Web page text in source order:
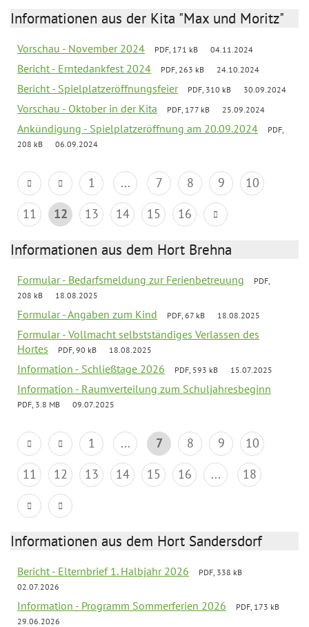
Informationen aus der Kita "Max und Moritz"
Vorschau - November 2024 PDF, 171 kB 04.11.2024
Bericht - Erntedankfest 2024 PDF, 263 kB 24.10.2024
Bericht - Spielplatzeröffnungsfeier PDF, 310 kB 30.09.2024
Vorschau - Oktober in der Kita PDF, 177 kB 25.09.2024
Ankündigung - Spielplatzeröffnung am 20.09.2024
PDF,
208 kB
06.09.2024
1 ... 7 8 9
10
11
12 13 14 15 16
Informationen aus dem Hort Brehna
Formular - Bedarfsmeldung zur Ferienbetreuung
PDF,
208 kB
18.08.2025
Formular - Angaben zum Kind PDF, 67 kB 18.08.2025
Formular - Vollmacht selbstständiges Verlassen des
Hortes
PDF, 90 kB 18.08.2025
Information - Schließtage 2026 PDF, 593 kB 15.07.2025
Information - Raumverteilung zum Schuljahresbeginn
PDF, 3.8 MB 09.07.2025
1 ... 7 8 9
10
11
12 13 14 15 16 ... 18
Informationen aus dem Hort Sandersdorf
Bericht - Elternbrief 1. Halbjahr 2026
PDF, 338 kB
02.07.2026
Information - Programm Sommerferien 2026
PDF, 173 kB
29.06.2026